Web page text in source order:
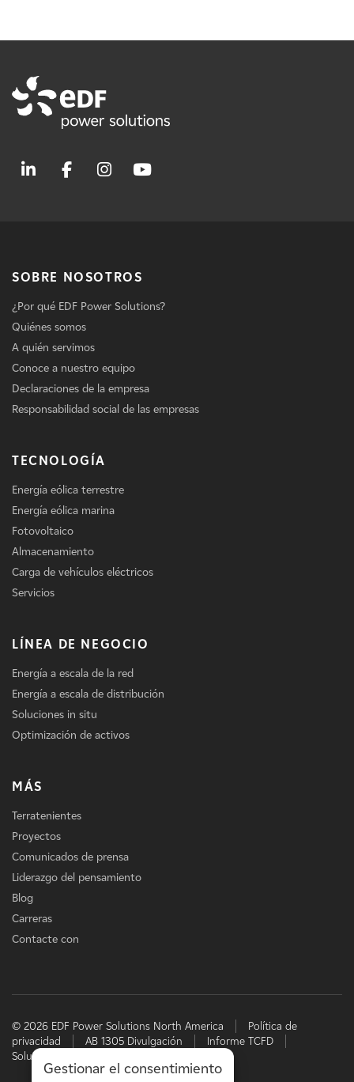
SOBRE NOSOTROS
¿Por qué EDF Power Solutions?
Quiénes somos
A quién servimos
Conoce a nuestro equipo
Declaraciones de la empresa
Responsabilidad social de las empresas
TECNOLOGÍA
Energía eólica terrestre
Energía eólica marina
Fotovoltaico
Almacenamiento
Carga de vehículos eléctricos
Servicios
LÍNEA DE NEGOCIO
Energía a escala de la red
Energía a escala de distribución
Soluciones in situ
Optimización de activos
MÁS
Terratenientes
Proyectos
Comunicados de prensa
Liderazgo del pensamiento
Blog
Carreras
Contacte con
© 2026 EDF Power Solutions North America
Política de
privacidad
AB 1305 Divulgación
Informe TCFD
Soluciones energéticas de EDF
Gestionar el consentimiento